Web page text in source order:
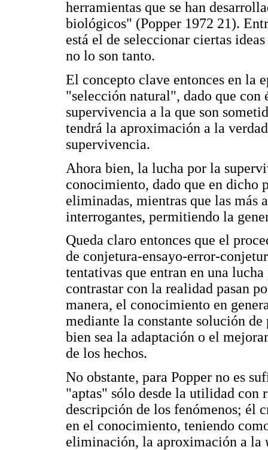
herramientas que se han
biológicos" (Popper 1972 21).
está el de seleccionar ciertas
no lo son tanto.
El concepto clave entonces en la
"selección natural", dado que con
supervivencia a la que son
tendrá la aproximación a la
supervivencia.
Ahora bien, la lucha por la
conocimiento, dado que en dicho
eliminadas, mientras que las más
interrogantes, permitiendo la
Queda claro entonces que el
de conjetura-ensayo-error-
tentativas que entran en una
contrastar con la realidad pasan
manera, el conocimiento en
mediante la constante solución
bien sea la adaptación o el
de los hechos.
No obstante, para Popper no es
"aptas" sólo desde la utilidad con
descripción de los fenómenos; él
en el conocimiento, teniendo
eliminación, la aproximación a la